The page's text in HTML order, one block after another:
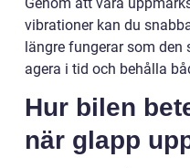
vibrationer kan du
längre fungerar som den
agera i tid och behålla
Hur bilen
när glapp